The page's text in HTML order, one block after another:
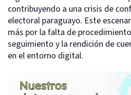
contribuyendo a una crisis de
electoral paraguayo. Este
más por la falta de
seguimiento y la rendición de
en el entorno digital.